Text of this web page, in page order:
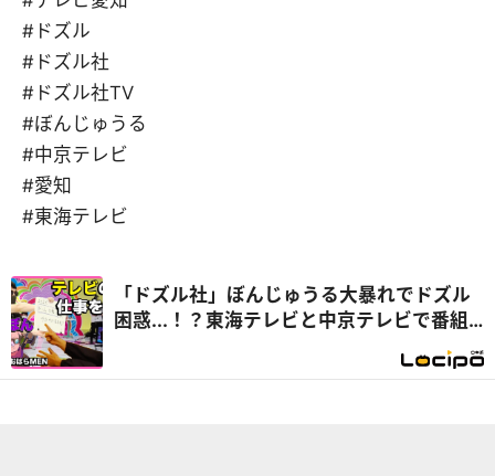
#ドズル
#ドズル社
#ドズル社TV
#ぼんじゅうる
#中京テレビ
#愛知
#東海テレビ
「ドズル社」ぼんじゅうる大暴れでドズル
困惑...！？東海テレビと中京テレビで番組